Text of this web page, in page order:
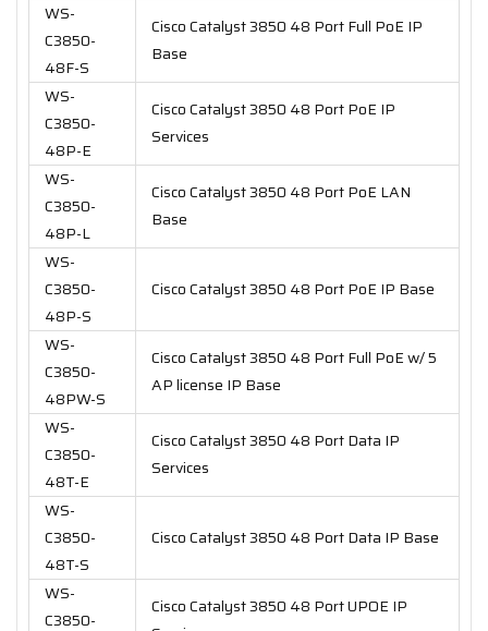
WS-
C3850-
48F-S
Cisco Catalyst 3850 48 Port Full PoE IP
Base
WS-
C3850-
48P-E
Cisco Catalyst 3850 48 Port PoE IP
Services
WS-
C3850-
48P-L
Cisco Catalyst 3850 48 Port PoE LAN
Base
WS-
C3850-
48P-S
Cisco Catalyst 3850 48 Port PoE IP Base
WS-
C3850-
48PW-S
Cisco Catalyst 3850 48 Port Full PoE w/ 5
AP license IP Base
WS-
C3850-
48T-E
Cisco Catalyst 3850 48 Port Data IP
Services
WS-
C3850-
48T-S
Cisco Catalyst 3850 48 Port Data IP Base
WS-
C3850-
Cisco Catalyst 3850 48 Port UPOE IP